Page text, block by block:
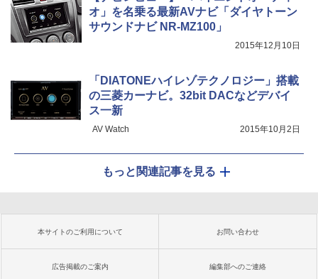
オ」を名乗る最新AVナビ「ダイヤトーン
サウンドナビ NR-MZ100」
2015年12月10日
「DIATONEハイレゾテクノロジー」搭載
の三菱カーナビ。32bit DACなどデバイ
ス一新
AV Watch 2015年10月2日
もっと関連記事を見る
本サイトのご利用について お問い合わせ
広告掲載のご案内 編集部へのご連絡